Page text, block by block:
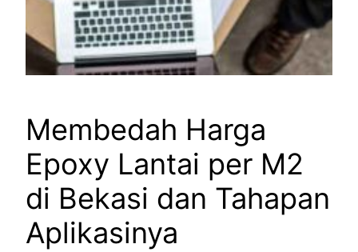
Membedah Harga
Epoxy Lantai per M2
di Bekasi dan Tahapan
Aplikasinya